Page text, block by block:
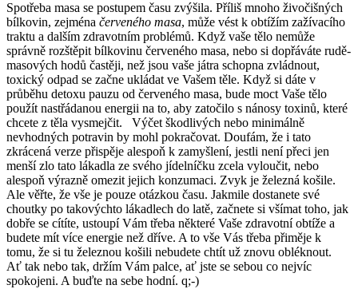
Spotřeba masa se postupem času zvýšila. Příliš mnoho živočišných
bílkovin, zejména červeného masa, může vést k obtížím zažívacího
traktu a dalším zdravotním problémů. Když vaše tělo nemůže
správně rozštěpit bílkovinu červeného masa, nebo si dopřáváte rudě-
masových hodů častěji, než jsou vaše játra schopna zvládnout,
toxický odpad se začne ukládat ve Vašem těle. Když si dáte v
průběhu detoxu pauzu od červeného masa, bude moct Vaše tělo
použít nastřádanou energii na to, aby zatočilo s nánosy toxinů, které
chcete z těla vysmejčit. Výčet škodlivých nebo minimálně
nevhodných potravin by mohl pokračovat. Doufám, že i tato
zkrácená verze přispěje alespoň k zamyšlení, jestli není přeci jen
menší zlo tato lákadla ze svého jídelníčku zcela vyloučit, nebo
alespoň výrazně omezit jejich konzumaci. Zvyk je železná košile.
Ale věřte, že vše je pouze otázkou času. Jakmile dostanete své
choutky po takovýchto lákadlech do latě, začnete si všímat toho, jak
dobře se cítíte, ustoupí Vám třeba některé Vaše zdravotní obtíže a
budete mít více energie než dříve. A to vše Vás třeba přiměje k
tomu, že si tu železnou košili nebudete chtít už znovu obléknout.
Ať tak nebo tak, držím Vám palce, ať jste se sebou co nejvíc
spokojeni. A buďte na sebe hodní. q;-)